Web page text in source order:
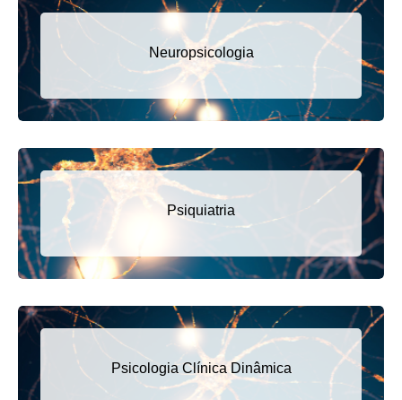
Neuropsicologia
Psiquiatria
Psicologia Clínica Dinâmica